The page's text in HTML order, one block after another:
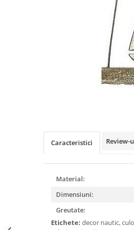
Caracteristici Review-
Material:
Dimensiuni:
Greutate:
Etichete: decor nautic,